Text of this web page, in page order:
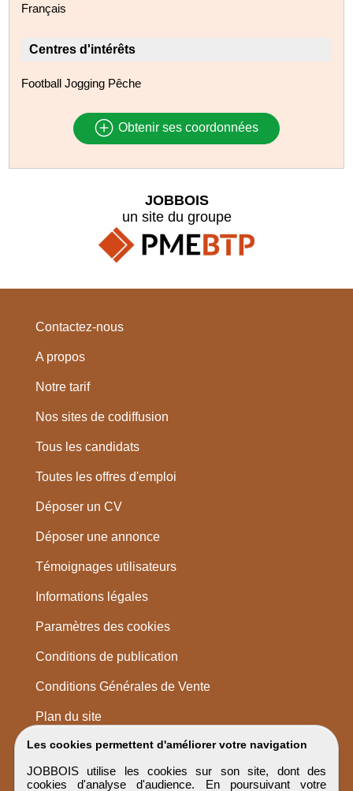
Français
Centres d'intérêts
Football Jogging Pêche
Obtenir ses coordonnées
Les cookies permettent d'améliorer votre navigation
JOBBOIS utilise les cookies sur son site, dont des
cookies d'analyse d'audience. En poursuivant votre
JOBBOIS
un site du groupe
Contactez-nous
A propos
Notre tarif
Nos sites de codiffusion
Tous les candidats
Toutes les offres d'emploi
Déposer un CV
Déposer une annonce
Témoignages utilisateurs
Informations légales
Paramètres des cookies
Conditions de publication
Conditions Générales de Vente
Plan du site